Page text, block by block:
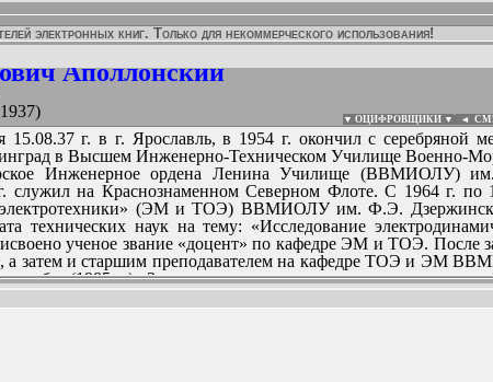
электронных книг. Только для некоммерческого использования!
Аполлонский
▼ ОЦИФРОВЩИКИ ▼ ◄
15.08.37 г. в г. Ярославль, в 1954 г. окончил с серебряной
в Высшем Инженерно-Техническом Училище Военно-
Инженерное ордена Ленина Училище (ВВМИОЛУ)
служил на Краснознаменном Северном Флоте. С 1964 г. по
электротехники» (ЭМ и ТОЭ) ВВМИОЛУ им. Ф.Э.
технических наук на тему: «Исследование
ученое звание «доцент» по кафедре ЭМ и ТОЭ. После
а затем и старшим преподавателем на кафедре ТОЭ и ЭМ
(1985 г.). Здесь им освоены ведущие дисциплины
измерения, электротехнические материалы.
исследование электромагнитных полей автономных
на человека. В докторантуре (1976-1978 гг.) им